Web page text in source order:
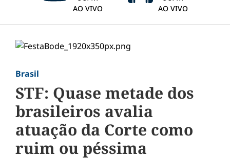
AO VIVO AO VIVO
Brasil
STF: Quase metade dos
brasileiros avalia
atuação da Corte como
ruim ou péssima